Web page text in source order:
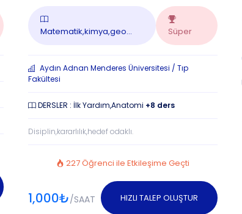
Matematik,kimya,geo... Süper
Aydın Adnan Menderes Üniversitesi / Tıp
Fakültesi
DERSLER : İlk Yardım,Anatomi +8 ders
Disiplin,kararlılık,hedef odaklı.
227 Öğrenci ile Etkileşime Geçti
1,000₺/SAAT HIZLI TALEP OLUŞTUR